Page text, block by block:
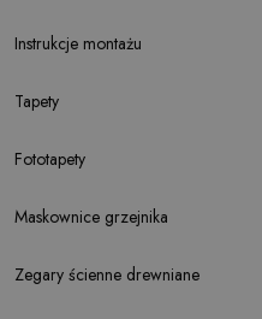
Instrukcje montażu
Tapety
Fototapety
Maskownice grzejnika
Zegary ścienne drewniane